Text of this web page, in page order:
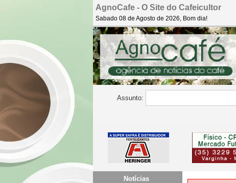
AgnoCafe - O Site do Cafeicultor
Sabado 08 de Agosto de 2026, Bom dia!
Assunto:
Notícias